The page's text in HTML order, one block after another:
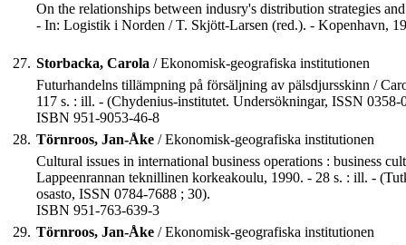
On the relationships between indusry's distribution strategies
- In: Logistik i Norden / T. Skjött-Larsen (red.). - Kopenhavn,
27. Storbacka, Carola / Ekonomisk-geografiska institutionen
Futurhandelns tillämpning på försäljning av pälsdjursskinn /
117 s. : ill. - (Chydenius-institutet. Undersökningar, ISSN 0358-
ISBN 951-9053-46-8
28. Törnroos, Jan-Åke / Ekonomisk-geografiska institutionen
Cultural issues in international business operations : business
Lappeenrannan teknillinen korkeakoulu, 1990. - 28 s. : ill. -
osasto, ISSN 0784-7688 ; 30).
ISBN 951-763-639-3
29. Törnroos, Jan-Åke / Ekonomisk-geografiska institutionen